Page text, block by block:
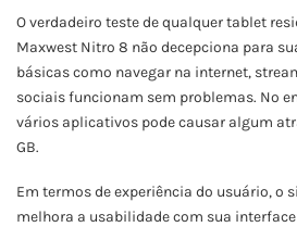
O verdadeiro teste de qualquer tablet
Maxwest Nitro 8 não decepciona para
básicas como navegar na internet,
sociais funcionam sem problemas. No
vários aplicativos pode causar algum
GB.
Em termos de experiência do usuário, o
melhora a usabilidade com sua